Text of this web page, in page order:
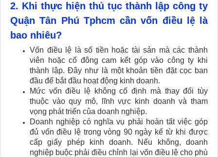
2. Khi thực hiện thủ tục thành lập công ty
Quận Tân Phú Tphcm cần vốn điều lệ là
bao nhiêu?
Vốn điều lệ là số tiền hoặc tài sản mà các thành
viên hoặc cổ đông cam kết góp vào công ty khi
thành lập. Đây như là một khoản tiền đặt cọc ban
đầu để bắt đầu hoạt động kinh doanh.
Mức vốn điều lệ không cố định mà thay đổi tùy
thuộc vào quy mô, lĩnh vực kinh doanh và tham
vọng phát triển của doanh nghiệp.
Doanh nghiệp có nghĩa vụ phải hoàn tất việc góp
đủ vốn điều lệ trong vòng 90 ngày kể từ khi được
cấp giấy phép kinh doanh. Nếu không, doanh
nghiệp buộc phải điều chỉnh lại vốn điều lệ cho phù